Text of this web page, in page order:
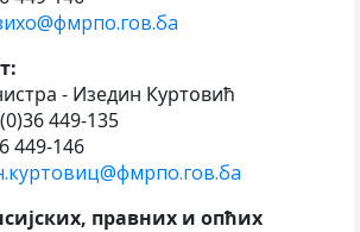
- Изедин Куртовић
449-135
449-146
правних и опћих